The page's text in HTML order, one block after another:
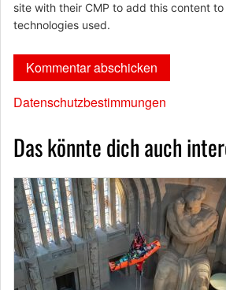
site with their CMP to add this content
technologies used.
Datenschutzbestimmungen
Das könnte dich auch